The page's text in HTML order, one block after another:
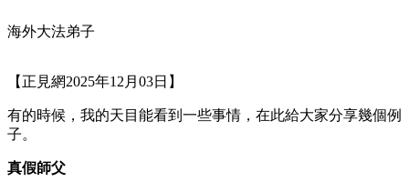
海外大法弟子
【正見網2025年12月03日】
有的時候，我的天目能看到一些事情，在此給大家分享幾個例
子。
真假師父